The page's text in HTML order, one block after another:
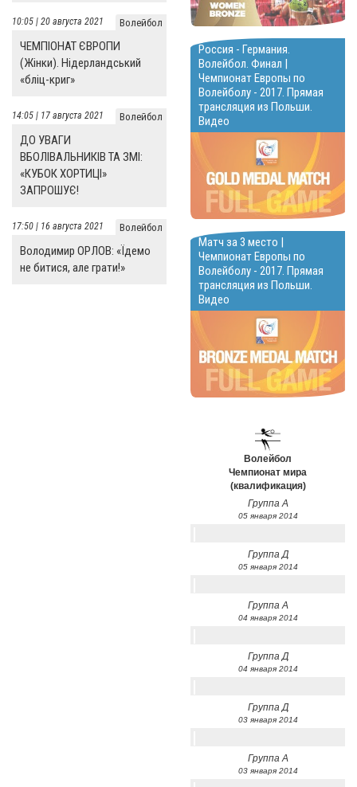
Волейбол
10:05 | 20 августа 2021
ЧЕМПІОНАТ ЄВРОПИ
(Жінки). Нідерландський
«бліц-криг»
Волейбол
14:05 | 17 августа 2021
ДО УВАГИ
ВБОЛІВАЛЬНИКІВ ТА ЗМІ:
«КУБОК ХОРТИЦІ»
ЗАПРОШУЄ!
Волейбол
17:50 | 16 августа 2021
Володимир ОРЛОВ: «Їдемо
не битися, але грати!»
Россия - Германия.
Волейбол. Финал |
Чемпионат Европы по
Волейболу - 2017. Прямая
трансляция из Польши.
Видео
Матч за 3 место |
Чемпионат Европы по
Волейболу - 2017. Прямая
трансляция из Польши.
Видео
Волейбол
Чемпионат мира
(квалификация)
Группа А
05 января 2014
Группа Д
05 января 2014
Группа А
04 января 2014
Группа Д
04 января 2014
Группа Д
03 января 2014
Группа А
03 января 2014